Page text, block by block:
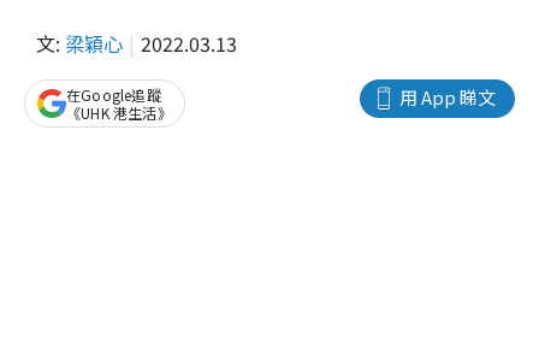
文: 梁穎心 2022.03.13
用 App 睇文
在Google追蹤
《UHK 港生活》